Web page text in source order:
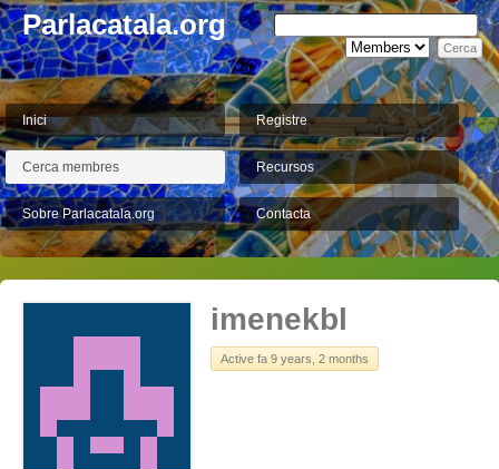
Parlacatala.org
Inici Registre
Cerca membres Recursos
Sobre Parlacatala.org Contacta
imenekbl
Active fa 9 years, 2 months